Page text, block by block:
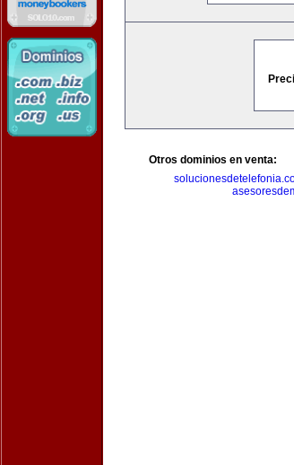
Otros dominios en venta: